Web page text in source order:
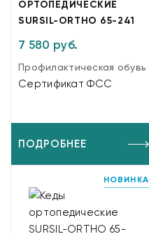
ОРТОПЕДИЧЕСКИЕ
SURSIL-ORTHO 65-241
7 580 руб.
Профилактическая обувь
Сертификат ФСС
ПОДРОБНЕЕ
НОВИНКА